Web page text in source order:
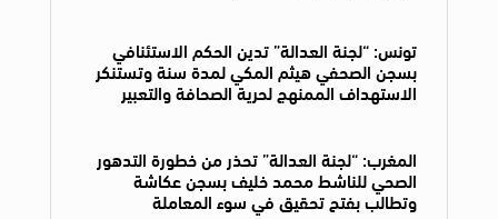
تونس: “لجنة العدالة” تدين الحكم الاستئنافي
بسجن الصحفي هيثم المكي لمدة سنة وتستنكر
الاستهداف الممنهج لحرية الصحافة والتعبير
المغرب: “لجنة العدالة” تحذر من خطورة التدهور
الصحي للناشط محمد خليف بسجن عكاشة
وتطالب بفتح تحقيق في سوء المعاملة